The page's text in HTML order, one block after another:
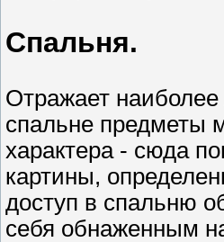
Спальня.
Отражает
спальне предметы
характера - сюда
картины,
доступ в спальню
себя обнаженным